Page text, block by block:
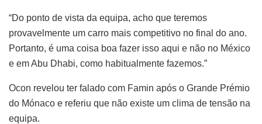
“Do ponto de vista da equipa, acho que teremos
provavelmente um carro mais competitivo no final do ano.
Portanto, é uma coisa boa fazer isso aqui e não no México
e em Abu Dhabi, como habitualmente fazemos.”
Ocon revelou ter falado com Famin após o Grande Prémio
do Mónaco e referiu que não existe um clima de tensão na
equipa.